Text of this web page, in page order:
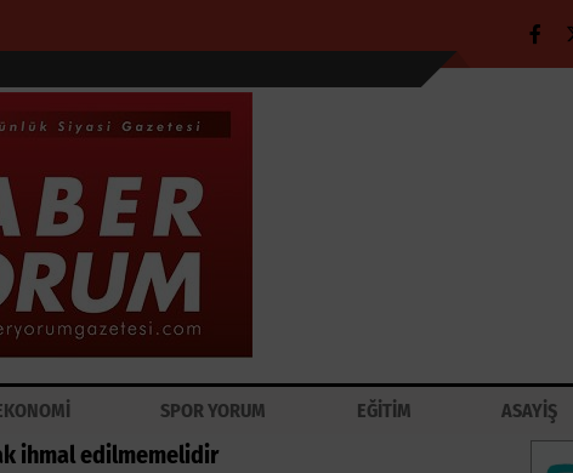
SPOR YORUM EĞİTİM ASAYİŞ
ihmal edilmemelidir